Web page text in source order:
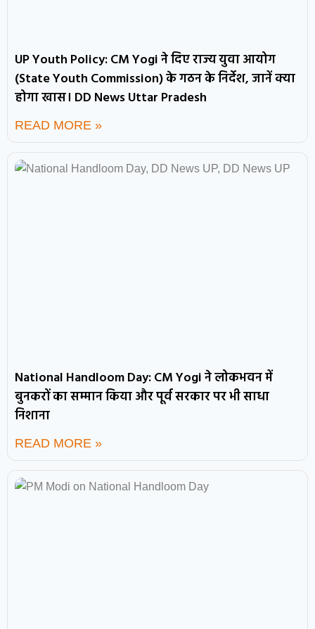
UP Youth Policy: CM Yogi ने दिए राज्य युवा आयोग
(State Youth Commission) के गठन के निर्देश, जानें क्या
होगा खास। DD News Uttar Pradesh
READ MORE »
National Handloom Day: CM Yogi ने लोकभवन में
बुनकरों का सम्मान किया और पूर्व सरकार पर भी साधा
निशाना
READ MORE »